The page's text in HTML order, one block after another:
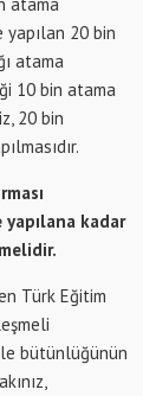
yapılan 20 bin
atama
10 bin atama
20 bin
kadar
Türk Eğitim
bütünlüğünün